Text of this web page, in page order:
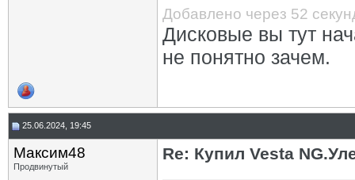
Добавлено через 52
Дисковые вы тут
не понятно зачем.
25.06.2024, 19:45
Максим48
Продвинутый
Re: Купил Vesta